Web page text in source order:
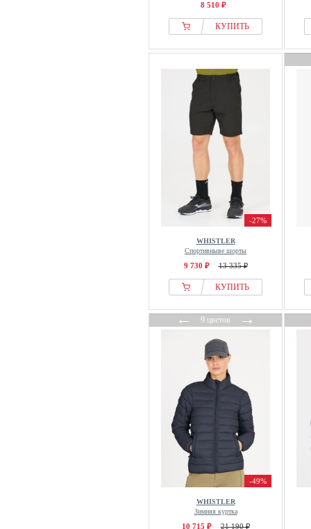
8 510 ₽
КУПИТЬ
-27%
WHISTLER
Спортивныве шорты
9 730 ₽ 13 335 ₽
КУПИТЬ
←9 цветов→
-49%
WHISTLER
Зимняя куртка
10 715 ₽ 21 190 ₽